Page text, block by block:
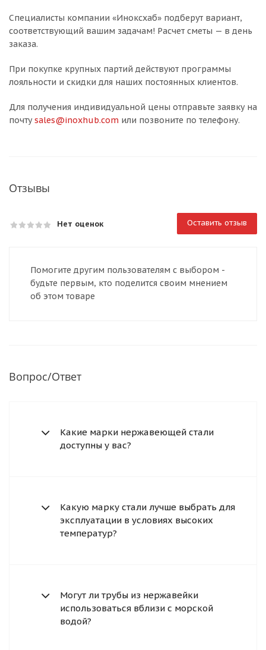
Специалисты компании «Иноксхаб» подберут вариант,
соответствующий вашим задачам! Расчет сметы — в день
заказа.
При покупке крупных партий действуют программы
лояльности и скидки для наших постоянных клиентов.
Для получения индивидуальной цены отправьте заявку на
почтуsales@inoxhub.com или позвоните по телефону.
Отзывы
Нет оценок Оставить отзыв
Помогите другим пользователям с выбором -
будьте первым, кто поделится своим мнением
об этом товаре
Вопрос/Ответ
Какие марки нержавеющей стали
доступны у вас?
Какую марку стали лучше выбрать для
эксплуатации в условиях высоких
температур?
Могут ли трубы из нержавейки
использоваться вблизи с морской
водой?